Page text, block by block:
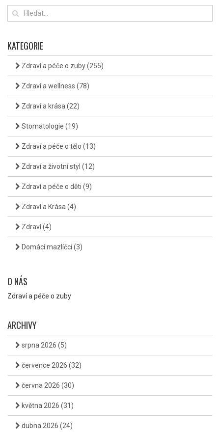
KATEGORIE
Zdraví a péče o zuby(255)
Zdraví a wellness (78)
Zdraví a krása (22)
Stomatologie (19)
Zdraví a péče o tělo (13)
Zdraví a životní styl (12)
Zdraví a péče o děti (9)
Zdraví a Krása (4)
Zdraví(4)
Domácí mazlíčci (3)
O NÁS
Zdraví a péče o zuby
ARCHIVY
srpna 2026 (5)
července 2026 (32)
června 2026 (30)
května 2026 (31)
dubna 2026 (24)